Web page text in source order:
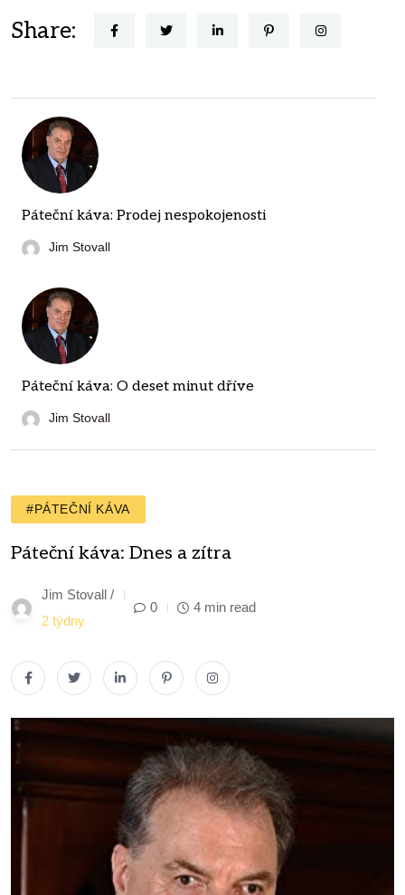
Share:
Páteční káva: Prodej nespokojenosti
Jim Stovall
Páteční káva: O deset minut dříve
Jim Stovall
#PÁTEČNÍ KÁVA
Páteční káva: Dnes a zítra
Jim Stovall /
2 týdny
0 4 min read